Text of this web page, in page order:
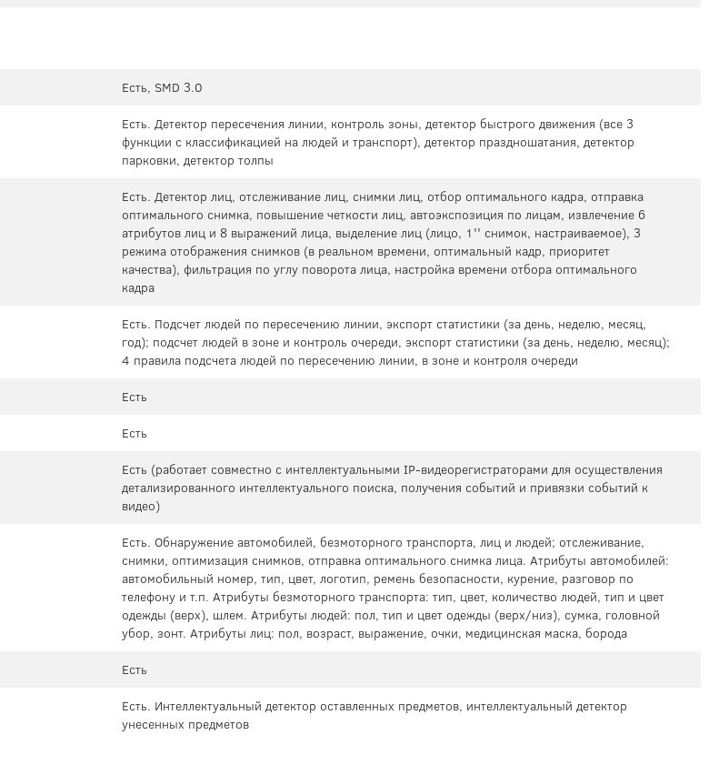
Есть, SMD 3.0
Есть. Детектор пересечения линии, контроль зоны, детектор быстрого движения (все 3
функции с классификацией на людей и транспорт), детектор праздношатания, детектор
парковки, детектор толпы
Есть. Детектор лиц, отслеживание лиц, снимки лиц, отбор оптимального кадра, отправка
оптимального снимка, повышение четкости лиц, автоэкспозиция по лицам, извлечение 6
атрибутов лиц и 8 выражений лица, выделение лиц (лицо, 1'' снимок, настраиваемое), 3
режима отображения снимков (в реальном времени, оптимальный кадр, приоритет
качества), фильтрация по углу поворота лица, настройка времени отбора оптимального
кадра
Есть. Подсчет людей по пересечению линии, экспорт статистики (за день, неделю, месяц,
год); подсчет людей в зоне и контроль очереди, экспорт статистики (за день, неделю, месяц);
4 правила подсчета людей по пересечению линии, в зоне и контроля очереди
Есть
Есть
Есть (работает совместно с интеллектуальными IP-видеорегистраторами для осуществления
детализированного интеллектуального поиска, получения событий и привязки событий к
видео)
Есть. Обнаружение автомобилей, безмоторного транспорта, лиц и людей; отслеживание,
снимки, оптимизация снимков, отправка оптимального снимка лица. Атрибуты автомобилей:
автомобильный номер, тип, цвет, логотип, ремень безопасности, курение, разговор по
телефону и т.п. Атрибуты безмоторного транспорта: тип, цвет, количество людей, тип и цвет
одежды (верх), шлем. Атрибуты людей: пол, тип и цвет одежды (верх/низ), сумка, головной
убор, зонт. Атрибуты лиц: пол, возраст, выражение, очки, медицинская маска, борода
Есть
Есть. Интеллектуальный детектор оставленных предметов, интеллектуальный детектор
унесенных предметов